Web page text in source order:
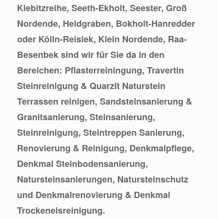
Kiebitzreihe, Seeth-Ekholt, Seester, Groß
Nordende, Heidgraben, Bokholt-Hanredder
oder Kölln-Reisiek, Klein Nordende, Raa-
Besenbek sind wir für Sie da in den
Bereichen: Pflasterreiningung, Travertin
Steinreinigung & Quarzit Naturstein
Terrassen reinigen, Sandsteinsanierung &
Granitsanierung, Steinsanierung,
Steinreinigung, Steintreppen Sanierung,
Renovierung & Reinigung, Denkmalpflege,
Denkmal Steinbodensanierung,
Natursteinsanierungen, Natursteinschutz
und Denkmalrenovierung & Denkmal
Trockeneisreinigung.